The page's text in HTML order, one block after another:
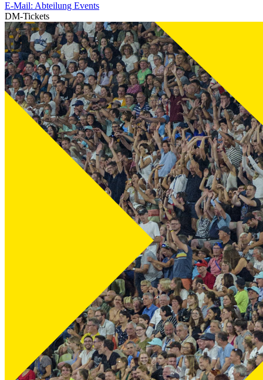
E-Mail: Abteilung Events
DM-Tickets